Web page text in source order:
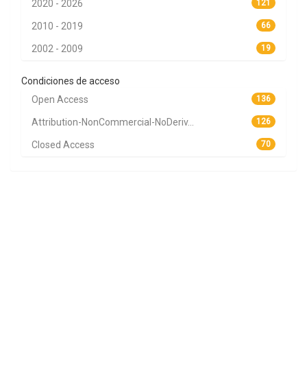
121
2020 - 2026
66
2010 - 2019
19
2002 - 2009
Condiciones de acceso
136
Open Access
126
Attribution-NonCommercial-NoDeriv...
70
Closed Access